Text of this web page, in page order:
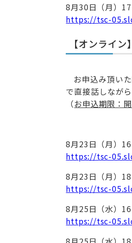
8月30日（月）
https://tsc-
【オンライ
お申込み頂い
で直接話しなが
（お申込期限：
8月23日（月）
https://tsc-
8月23日（月）
https://tsc-
8月25日（水）
https://tsc-